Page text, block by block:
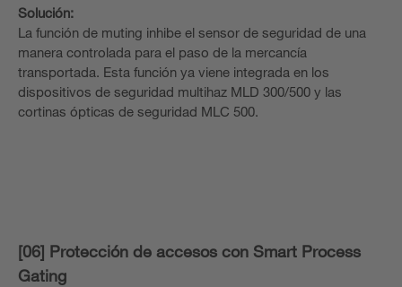
Solución:
La función de muting inhibe el sensor de seguridad de una
manera controlada para el paso de la mercancía
transportada. Esta función ya viene integrada en los
dispositivos de seguridad multihaz MLD 300/500 y las
cortinas ópticas de seguridad MLC 500.
[06] Protección de accesos con Smart Process
Gating